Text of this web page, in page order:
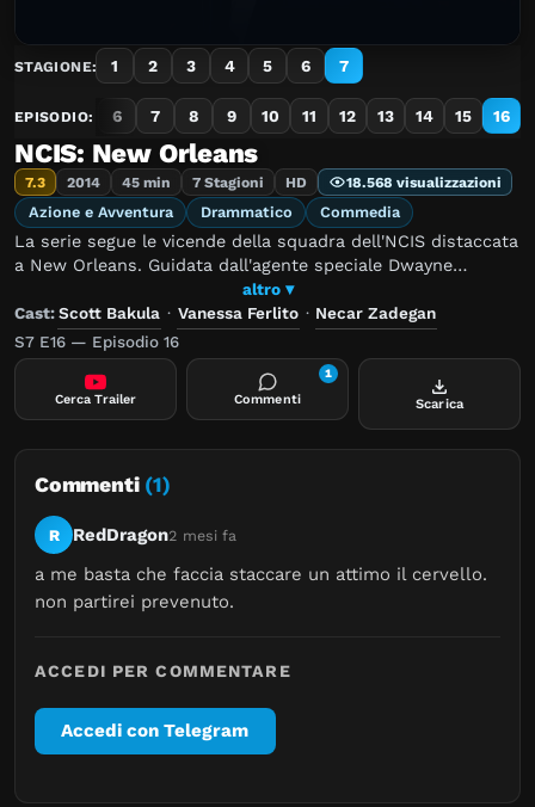
STAGIONE: 1 2 3 4 5 6 7
EPISODIO:
4 5 6 7 8 9 10 11 12 13 14 15 16
NCIS: New Orleans
7.3 2014 45 min 7 Stagioni HD 18.568 visualizzazioni
Azione e Avventura Drammatico Commedia
La serie segue le vicende della squadra dell'NCIS distaccata
a New Orleans. Guidata dall'agente speciale Dwayne
Cassius Pride, è composta anche dall'agente speciale
Christopher LaSalle e dalla neo-arrivata agente Meredith
Brody, avvalendosi dell'assistenza del tecnico di laboratorio
Sebastian Lund e del medico legale Loretta Wade. A partire
dalla seconda stagione entrano nella squadra Patton
Plame, esperto di cyber crimini, già collaboratore del team
nella prima stagione e Sonja Percy, ex agente dell'ATF che
Sasha Broussard. Durante la terza stagione, in seguito alla
l'agente e traditore John Russo, alla squadra si aggiungerà
l'agente Tammy Gregorio.
altro ▾
Cast:Scott Bakula · Vanessa Ferlito · Necar Zadegan
S7 E16 — Episodio 16
Cerca Trailer Commenti
1
Scarica
Commenti (1)
R RedDragon2 mesi fa
a me basta che faccia staccare un attimo il cervello.
non partirei prevenuto.
ACCEDI PER COMMENTARE
Accedi con Telegram